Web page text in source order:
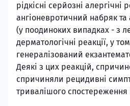
рідкісні серйозні алергічні
ангіоневротичний набряк та
(у поодиноких випадках - з
дерматологічні реакції, у
генералізований
Деякі з цих реакцій,
спричиняли рецидивні
тривалішого спостереження